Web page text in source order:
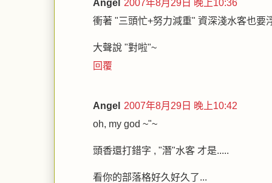
Angel
2007年8月29日 晚上10:36
衝著 "三頭忙+努力減重" 資深淺水客也要
大聲說 "對啦"~
回覆
Angel
2007年8月29日 晚上10:42
oh, my god ~"~
頭香還打錯字 , "潛"水客 才是.....
看你的部落格好久好久了...